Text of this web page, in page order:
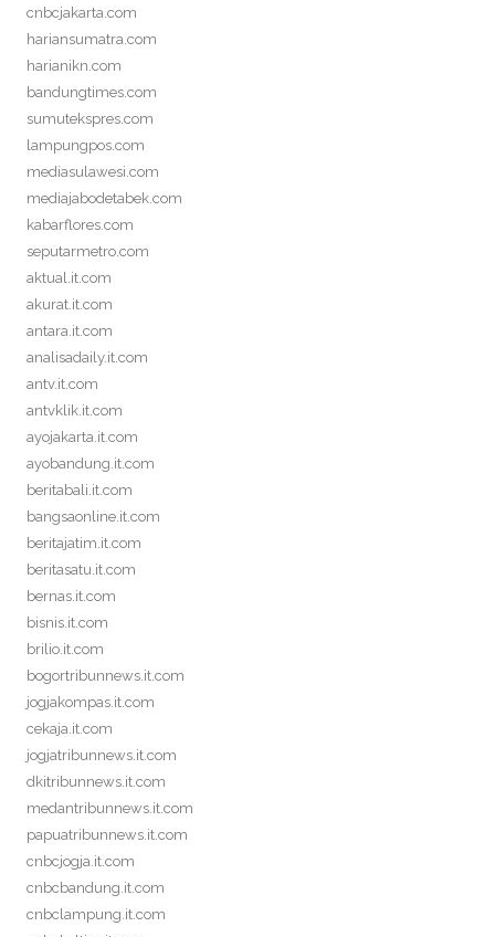
cnbcjakarta.com
hariansumatra.com
harianikn.com
bandungtimes.com
sumutekspres.com
lampungpos.com
mediasulawesi.com
mediajabodetabek.com
kabarflores.com
seputarmetro.com
aktual.it.com
akurat.it.com
antara.it.com
analisadaily.it.com
antv.it.com
antvklik.it.com
ayojakarta.it.com
ayobandung.it.com
beritabali.it.com
bangsaonline.it.com
beritajatim.it.com
beritasatu.it.com
bernas.it.com
bisnis.it.com
brilio.it.com
bogortribunnews.it.com
jogjakompas.it.com
cekaja.it.com
jogjatribunnews.it.com
dkitribunnews.it.com
medantribunnews.it.com
papuatribunnews.it.com
cnbcjogja.it.com
cnbcbandung.it.com
cnbclampung.it.com